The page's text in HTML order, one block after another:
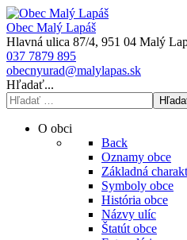
Obec Malý Lapáš
Hlavná ulica 87/4, 951 04 Malý
037 7879 895
obecnyurad@malylapas.sk
Hľadať...
O obci
Back
Oznamy obce
Základná
Symboly obce
História obce
Názvy ulíc
Štatút obce